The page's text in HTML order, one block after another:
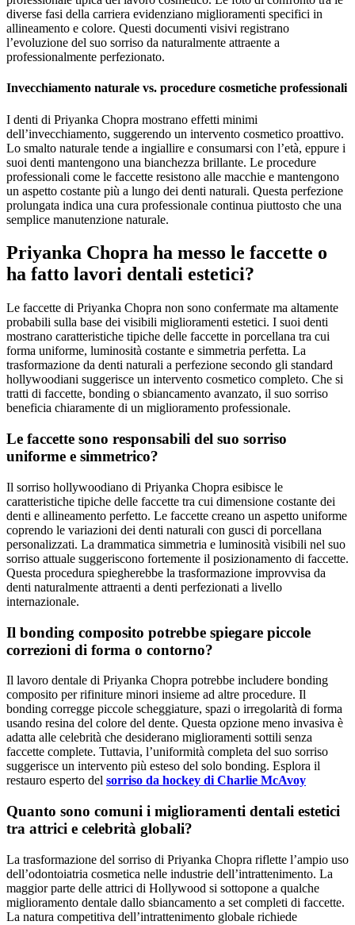
diverse fasi della carriera evidenziano miglioramenti specifici in
allineamento e colore. Questi documenti visivi registrano
l’evoluzione del suo sorriso da naturalmente attraente a
professionalmente perfezionato.
Invecchiamento naturale vs. procedure cosmetiche professionali
I denti di Priyanka Chopra mostrano effetti minimi
dell’invecchiamento, suggerendo un intervento cosmetico proattivo.
Lo smalto naturale tende a ingiallire e consumarsi con l’età, eppure i
suoi denti mantengono una bianchezza brillante. Le procedure
professionali come le faccette resistono alle macchie e mantengono
un aspetto costante più a lungo dei denti naturali. Questa perfezione
prolungata indica una cura professionale continua piuttosto che una
semplice manutenzione naturale.
Priyanka Chopra ha messo le faccette o
ha fatto lavori dentali estetici?
Le faccette di Priyanka Chopra non sono confermate ma altamente
probabili sulla base dei visibili miglioramenti estetici. I suoi denti
mostrano caratteristiche tipiche delle faccette in porcellana tra cui
forma uniforme, luminosità costante e simmetria perfetta. La
trasformazione da denti naturali a perfezione secondo gli standard
hollywoodiani suggerisce un intervento cosmetico completo. Che si
tratti di faccette, bonding o sbiancamento avanzato, il suo sorriso
beneficia chiaramente di un miglioramento professionale.
Le faccette sono responsabili del suo sorriso
uniforme e simmetrico?
Il sorriso hollywoodiano di Priyanka Chopra esibisce le
caratteristiche tipiche delle faccette tra cui dimensione costante dei
denti e allineamento perfetto. Le faccette creano un aspetto uniforme
coprendo le variazioni dei denti naturali con gusci di porcellana
personalizzati. La drammatica simmetria e luminosità visibili nel suo
sorriso attuale suggeriscono fortemente il posizionamento di faccette.
Questa procedura spiegherebbe la trasformazione improvvisa da
denti naturalmente attraenti a denti perfezionati a livello
internazionale.
Il bonding composito potrebbe spiegare piccole
correzioni di forma o contorno?
Il lavoro dentale di Priyanka Chopra potrebbe includere bonding
composito per rifiniture minori insieme ad altre procedure. Il
bonding corregge piccole scheggiature, spazi o irregolarità di forma
usando resina del colore del dente. Questa opzione meno invasiva è
adatta alle celebrità che desiderano miglioramenti sottili senza
faccette complete. Tuttavia, l’uniformità completa del suo sorriso
suggerisce un intervento più esteso del solo bonding. Esplora il
restauro esperto del sorriso da hockey di Charlie McAvoy
Quanto sono comuni i miglioramenti dentali estetici
tra attrici e celebrità globali?
La trasformazione del sorriso di Priyanka Chopra riflette l’ampio uso
dell’odontoiatria cosmetica nelle industrie dell’intrattenimento. La
maggior parte delle attrici di Hollywood si sottopone a qualche
miglioramento dentale dallo sbiancamento a set completi di faccette.
La natura competitiva dell’intrattenimento globale richiede